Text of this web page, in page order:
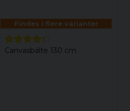
Findes i flere varianter
Canvasbälte 130 cm